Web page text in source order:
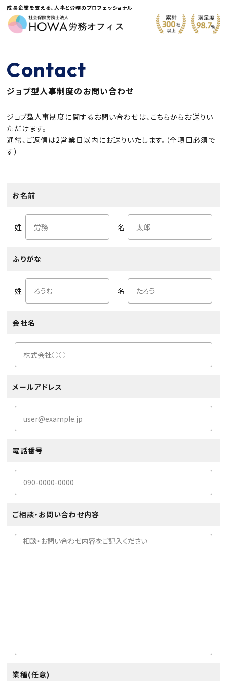
成長企業を支える、人事と労務のプロフェッショナル
Contact
ジョブ型人事制度のお問い合わせ
ジョブ型人事制度に関するお問い合わせは、こちらからお送りい
ただけます。
通常、ご返信は2営業日以内にお送りいたします。（全項目必須で
す）
お名前
姓 名
ふりがな
姓 名
会社名
メールアドレス
電話番号
ご相談・お問い合わせ内容
業種(任意)